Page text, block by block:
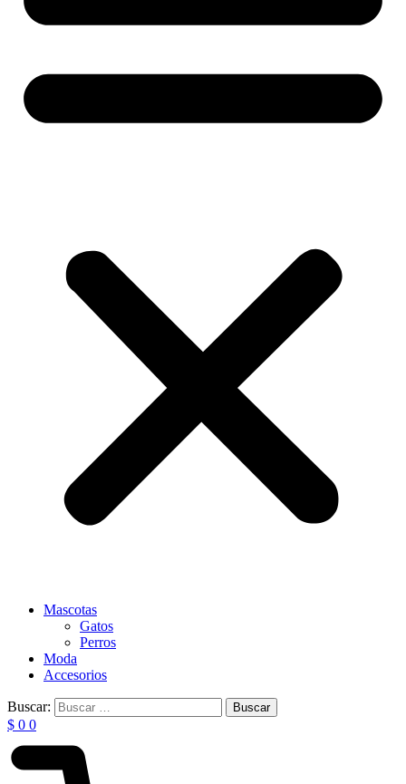
Mascotas
Gatos
Perros
Moda
Accesorios
Buscar:
$ 0 0